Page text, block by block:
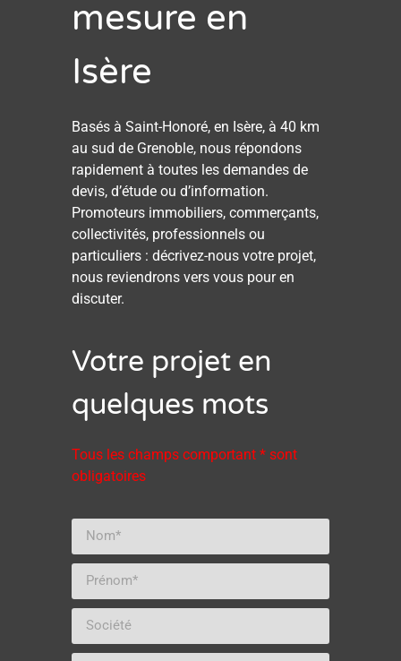
mesure en
Isère
Basés à Saint-Honoré, en Isère, à 40 km
au sud de Grenoble, nous répondons
rapidement à toutes les demandes de
devis, d’étude ou d’information.
Promoteurs immobiliers, commerçants,
collectivités, professionnels ou
particuliers : décrivez-nous votre projet,
nous reviendrons vers vous pour en
discuter.
Votre projet en
quelques mots
Tous les champs comportant * sont
obligatoires